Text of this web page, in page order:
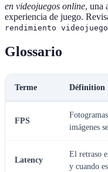
en videojuegos online, una
experiencia de juego.
rendimiento
Glossario
Terme Définition
FPS
imágenes
Latency
El retraso
y cuando